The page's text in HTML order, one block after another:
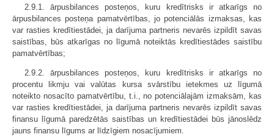
2.9.1. ārpusbilances posteņos, kuru kredītrisks ir atkarīgs no
ārpusbilances posteņa pamatvērtības, jo potenciālās izmaksas, kas
var rasties kredītiestādei, ja darījuma partneris nevarēs izpildīt savas
saistības, būs atkarīgas no līgumā noteiktās kredītiestādes saistību
pamatvērtības;
2.9.2. ārpusbilances posteņos, kuru kredītrisks ir atkarīgs no
procentu likmju vai valūtas kursa svārstību ietekmes uz līgumā
noteikto nosacīto pamatvērtību, t.i., no potenciālajām izmaksām, kas
var rasties kredītiestādei, ja darījuma partneris nevarēs izpildīt savas
finansu līgumā paredzētās saistības un kredītiestādei būs jānoslēdz
jauns finansu līgums ar līdzīgiem nosacījumiem.